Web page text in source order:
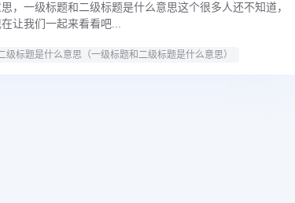
，一级标题和二级标题是什么意思这个很多人还不知道，
让我们一起来看看吧...
级标题是什么意思（一级标题和二级标题是什么意思）